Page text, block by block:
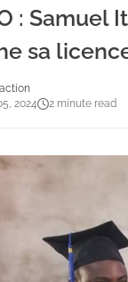
: Samuel
sa
2024
2 minute read